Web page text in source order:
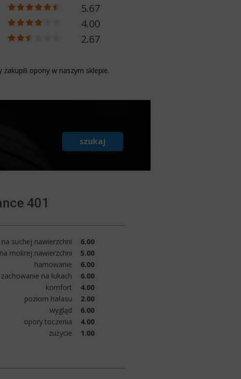
5.67
4.00
2.67
opony w naszym sklepie.
szukaj
401
suchej nawierzchni
6.00
mokrej nawierzchni
5.00
hamowanie
6.00
zachowanie na łukach
6.00
komfort
4.00
poziom hałasu
2.00
wygląd
6.00
opory toczenia
4.00
zużycie
1.00